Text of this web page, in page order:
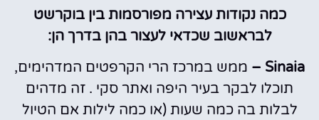
כמה נקודות עצירה מפורסמות בין בוקרשט
לבראשוב שכדאי לעצור בהן בדרך הן:
Sinaia –
ממש במרכז הרי הקרפטים המדהימים,
תוכלו לבקר בעיר היפה ואתר סקי . זה מדהים
לבלות בה כמה שעות (או כמה לילות אם הטיול